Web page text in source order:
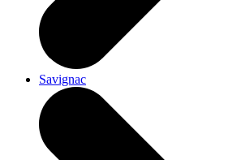
Savignac